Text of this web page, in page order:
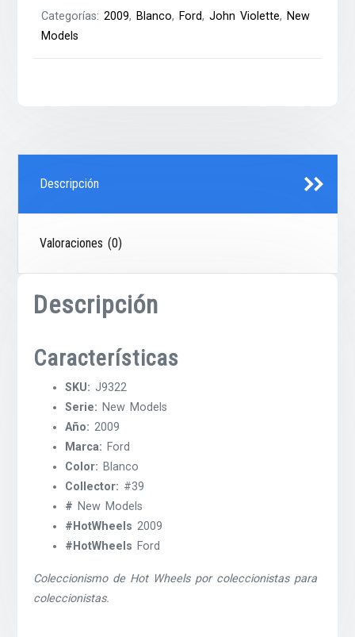
Categorías:2009, Blanco, Ford,John Violette, New
Models
Descripción
Valoraciones (0)
Descripción
Características
SKU: J9322
Serie: New Models
Año: 2009
Marca: Ford
Color: Blanco
Collector: #39
# New Models
#HotWheels 2009
#HotWheels Ford
Coleccionismo de Hot Wheels por coleccionistas para
coleccionistas.